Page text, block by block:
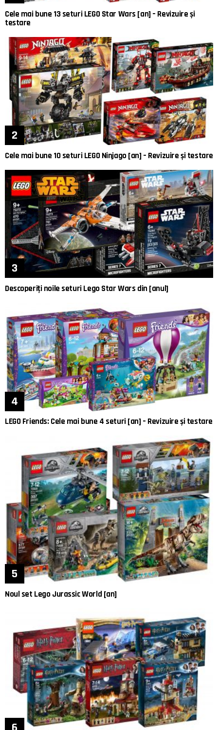
Cele mai bune 13 seturi LEGO Star Wars [an] – Revizuire și
testare
Cele mai bune 10 seturi LEGO Ninjago [an] – Revizuire și testare
Descoperiți noile seturi Lego Star Wars din [anul]
LEGO Friends: Cele mai bune 4 seturi [an] – Revizuire și testare
Noul set Lego Jurassic World [an]